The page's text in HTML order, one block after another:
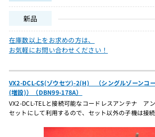
新品
在庫数以上をお求めの方は、
お気軽にお問い合わせください！
VX2-DCL-CS(ゾウセツ)-2(H) （シングルゾーンコ
(増設)）（DBN99-178A）
VX2-DCL-TELと接続可能なコードレスアンテナ ア
セットにして利用するので、セット以外の子機は接